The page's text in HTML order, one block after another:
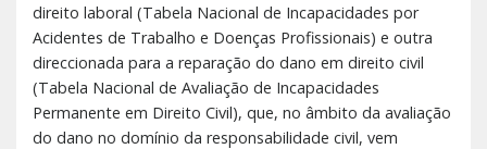
direito laboral (Tabela Nacional de Incapacidades por
Acidentes de Trabalho e Doenças Profissionais) e outra
direccionada para a reparação do dano em direito civil
(Tabela Na­cional de Avaliação de Incapacidades
Permanente em Direito Civil), que, no âmbito da avaliação
do dano no domínio da responsabilidade civil, vem